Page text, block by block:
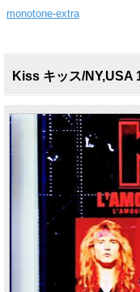
monotone-extra
Kiss キッス/